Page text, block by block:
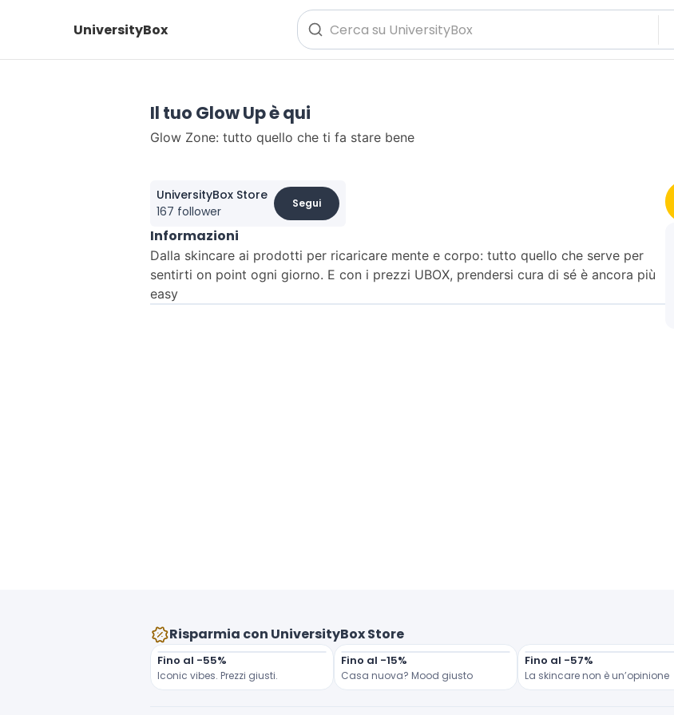
UniversityBox
Il tuo Glow Up è qui
Glow Zone: tutto quello che ti fa stare bene
UniversityBox Store
167 follower
Segui
Informazioni
Dalla skincare ai prodotti per ricaricare mente e corpo: tutto quello che serve per
sentirti on point ogni giorno. E con i prezzi UBOX, prendersi cura di sé è ancora più
easy
Risparmia con UniversityBox Store
Fino al -55%
Iconic vibes. Prezzi giusti.
Fino al -15%
Casa nuova? Mood giusto
Fino al -57%
La skincare non è un’opinione